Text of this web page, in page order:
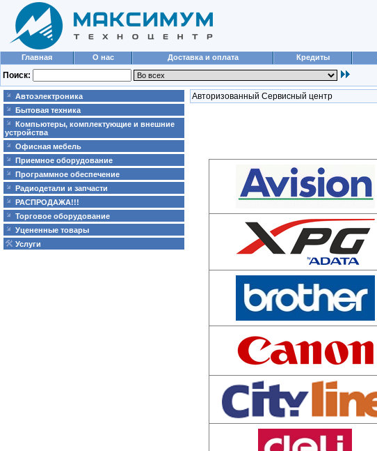
Главная О нас Доставка и оплата Кредиты
Поиск:
Автоэлектроника
Бытовая техника
Компьютеры, комплектующие и внешние
устройства
Офисная мебель
Приемное оборудование
Программное обеспечение
Радиодетали и запчасти
РАСПРОДАЖА!!!
Торговое оборудование
Уцененные товары
Услуги
Авторизованный Сервисный центр